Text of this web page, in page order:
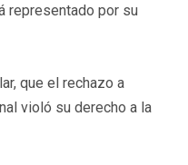
representado por su
que el rechazo a
violó su derecho a la